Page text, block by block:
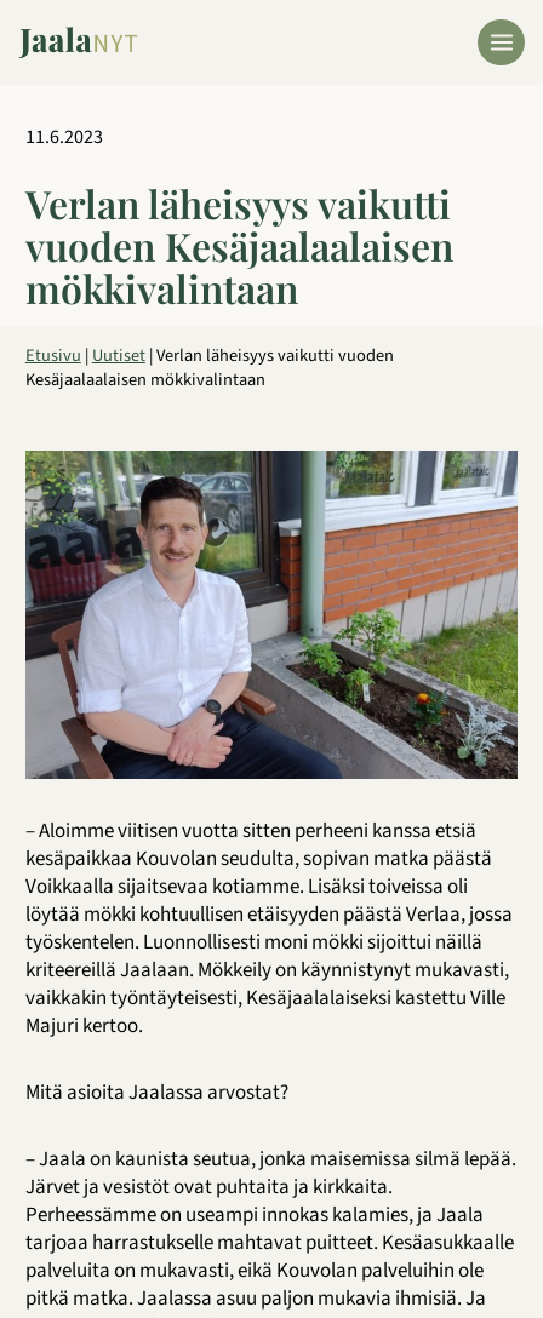
sisältöön
11.6.2023
Verlan läheisyys vaikutti
vuoden Kesäjaalaalaisen
mökkivalintaan
Etusivu|Uutiset|Verlan läheisyys vaikutti vuoden
Kesäjaalaalaisen mökkivalintaan
– Aloimme viitisen vuotta sitten perheeni kanssa etsiä
kesäpaikkaa Kouvolan seudulta, sopivan matka päästä
Voikkaalla sijaitsevaa kotiamme. Lisäksi toiveissa oli
löytää mökki kohtuullisen etäisyyden päästä Verlaa, jossa
työskentelen. Luonnollisesti moni mökki sijoittui näillä
kriteereillä Jaalaan. Mökkeily on käynnistynyt mukavasti,
vaikkakin työntäyteisesti, Kesäjaalalaiseksi kastettu Ville
Majuri kertoo.
Mitä asioita Jaalassa arvostat?
– Jaala on kaunista seutua, jonka maisemissa silmä lepää.
Järvet ja vesistöt ovat puhtaita ja kirkkaita.
Perheessämme on useampi innokas kalamies, ja Jaala
tarjoaa harrastukselle mahtavat puitteet. Kesäasukkaalle
palveluita on mukavasti, eikä Kouvolan palveluihin ole
pitkä matka. Jaalassa asuu paljon mukavia ihmisiä. Ja